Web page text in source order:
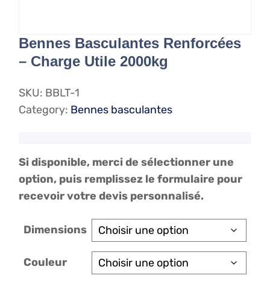
Bennes Basculantes Renforcées
– Charge Utile 2000kg
SKU: BBLT-1
Category: Bennes basculantes
Si disponible, merci de sélectionner une
option, puis remplissez le formulaire pour
recevoir votre devis personnalisé.
Dimensions
Couleur